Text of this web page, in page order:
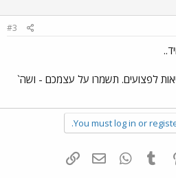
#3
לפצועים. תשמרו על עצמכם - ושה`
You must log in or
Pinterest
Tumblr
WhatsAppדואר אלקטרוני